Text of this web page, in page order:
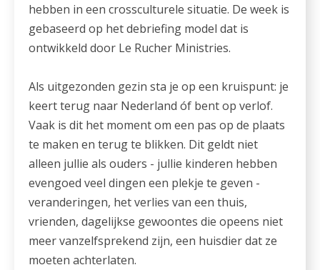
hebben in een crossculturele situatie. De week is
gebaseerd op het debriefing model dat is
ontwikkeld door Le Rucher Ministries.
Als uitgezonden gezin sta je op een kruispunt: je
keert terug naar Nederland óf bent op verlof.
Vaak is dit het moment om een pas op de plaats
te maken en terug te blikken. Dit geldt niet
alleen jullie als ouders - jullie kinderen hebben
evengoed veel dingen een plekje te geven -
veranderingen, het verlies van een thuis,
vrienden, dagelijkse gewoontes die opeens niet
meer vanzelfsprekend zijn, een huisdier dat ze
moeten achterlaten.